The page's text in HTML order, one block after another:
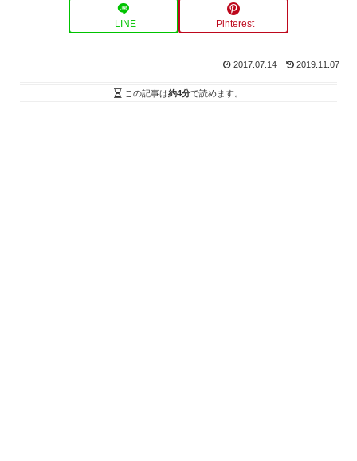
LINE Pinterest
2017.07.14 2019.11.07
この記事は約4分で読めます。